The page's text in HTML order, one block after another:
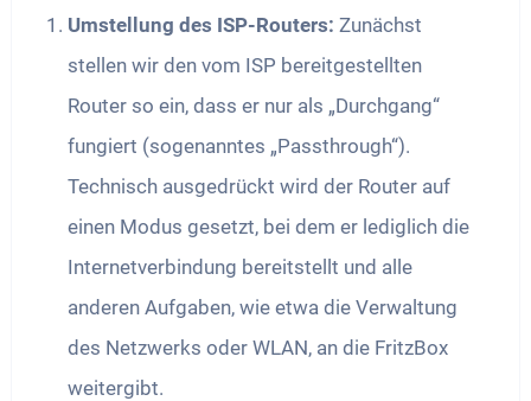
Umstellung des ISP-Routers: Zunächst
stellen wir den vom ISP bereitgestellten
Router so ein, dass er nur als „Durchgang“
fungiert (sogenanntes „Passthrough“).
Technisch ausgedrückt wird der Router auf
einen Modus gesetzt, bei dem er lediglich die
Internetverbindung bereitstellt und alle
anderen Aufgaben, wie etwa die Verwaltung
des Netzwerks oder WLAN, an die FritzBox
weitergibt.